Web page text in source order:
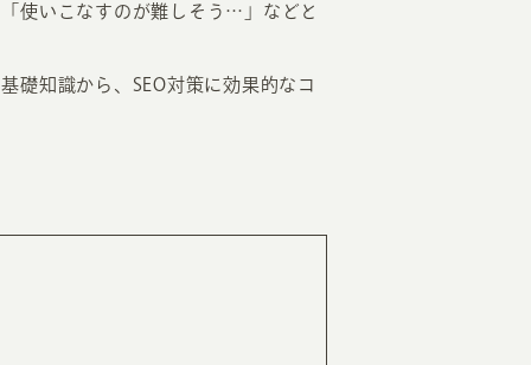
使いこなすのが難しそう…」などと
礎知識から、SEO対策に効果的なコ